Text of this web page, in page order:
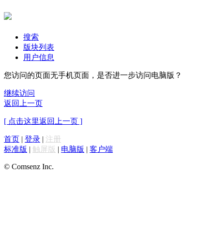
搜索
版块列表
用户信息
您访问的页面无手机页面，是否进一步访问电脑版？
继续访问
返回上一页
[ 点击这里返回上一页 ]
首页 | 登录 | 注册
标准版 | 触屏版 | 电脑版 | 客户端
© Comsenz Inc.